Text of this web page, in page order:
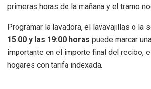
primeras horas de la mañana y el tramo
Programar la lavadora, el lavavajillas o la
15:00 y las 19:00 horas puede marcar
importante en el importe final del recibo,
hogares con tarifa indexada.